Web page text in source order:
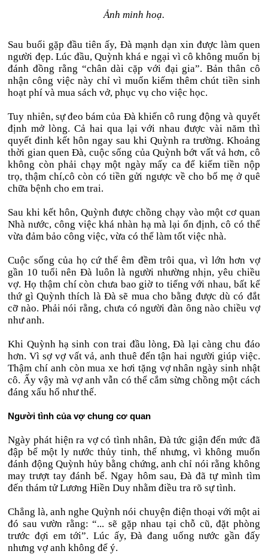
Ảnh minh hoạ.
Sau buổi gặp đầu tiên ấy, Đà mạnh dạn xin được làm quen
người đẹp. Lúc đầu, Quỳnh khá e ngại vì cô không muốn bị
đánh đồng rằng “chân dài cặp với đại gia”. Bản thân cô
nhận công việc này chỉ vì muốn kiếm thêm chút tiền sinh
hoạt phí và mua sách vở, phục vụ cho việc học.
Tuy nhiên, sự đeo bám của Đà khiến cô rung động và quyết
định mở lòng. Cả hai qua lại với nhau được vài năm thì
quyết đinh kết hôn ngay sau khi Quỳnh ra trường. Khoảng
thời gian quen Đà, cuộc sống của Quỳnh bớt vất vả hơn, cô
không còn phải chạy một ngày mấy ca để kiếm tiền nộp
trọ, thậm chí,cô còn có tiền gửi ngược về cho bố mẹ ở quê
chữa bệnh cho em trai.
Sau khi kết hôn, Quỳnh được chồng chạy vào một cơ quan
Nhà nước, công việc khá nhàn hạ mà lại ổn định, cô có thể
vừa đảm bảo công việc, vừa có thể làm tốt việc nhà.
Cuộc sống của họ cứ thế êm đềm trôi qua, vì lớn hơn vợ
gần 10 tuổi nên Đà luôn là người nhường nhịn, yêu chiều
vợ. Họ thậm chí còn chưa bao giờ to tiếng với nhau, bất kể
thứ gì Quỳnh thích là Đà sẽ mua cho bằng được dù có đắt
cỡ nào. Phải nói rằng, chưa có người đàn ông nào chiều vợ
như anh.
Khi Quỳnh hạ sinh con trai đầu lòng, Đà lại càng chu đáo
hơn. Vì sợ vợ vất vả, anh thuê đến tận hai người giúp việc.
Thậm chí anh còn mua xe hơi tặng vợ nhân ngày sinh nhật
cô. Ấy vậy mà vợ anh vẫn có thể cắm sừng chồng một cách
đáng xấu hổ như thế.
Người tình của vợ chung cơ quan
Ngày phát hiện ra vợ có tình nhân, Đà tức giận đến mức đã
đập bể một ly nước thủy tinh, thế nhưng, vì không muốn
đánh động Quỳnh hủy bằng chứng, anh chỉ nói rằng không
may trượt tay đánh bể. Ngay hôm sau, Đà đã tự mình tìm
đến thám tử Lương Hiền Duy nhằm điều tra rõ sự tình.
Chẳng là, anh nghe Quỳnh nói chuyện điện thoại với một ai
đó sau vườn rằng: “... sẽ gặp nhau tại chỗ cũ, đặt phòng
trước đợi em tới”. Lúc ấy, Đà đang uống nước gần đấy
nhưng vợ anh không để ý.